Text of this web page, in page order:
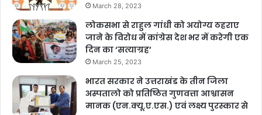
March 28, 2023
लोकसभा से राहुल गांधी को अयोग्य ठहराए
जाने के विरोध में कांग्रेस देश भर में करेगी एक
दिन का ‘सत्याग्रह’
March 25, 2023
भारत सरकार ने उत्तराखंड के तीन जिला
अस्पतालो को प्रतिष्ठित गुणवत्ता आश्वासन
मानक (एन.क्यू.ए.एस.) एवं लक्ष्य पुरस्कार से